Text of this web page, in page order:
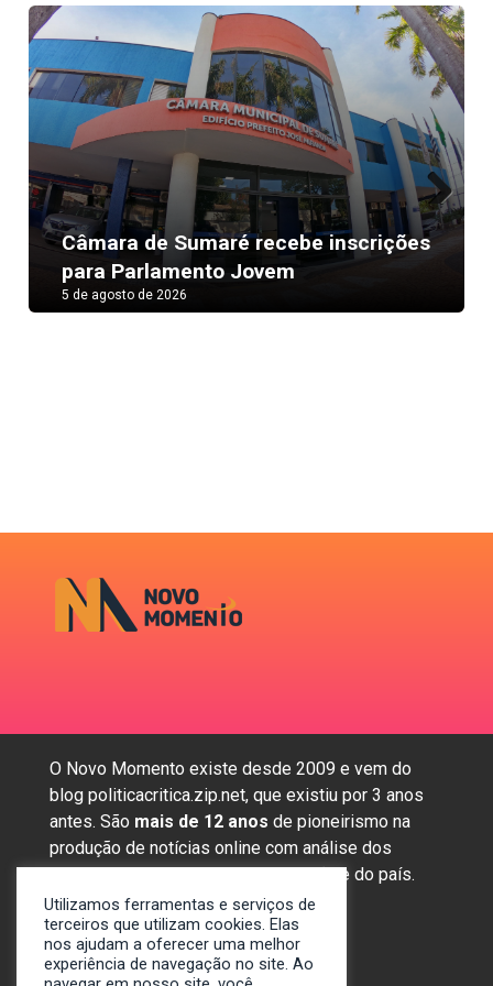
Câmara de Sumaré recebe inscrições
para Parlamento Jovem
5 de agosto de 2026
Next
O Novo Momento existe desde 2009 e vem do
blog politicacritica.zip.net, que existiu por 3 anos
antes. São mais de 12 anos de pioneirismo na
produção de notícias online com análise dos
assuntos mais importantes da região e do país.
Sobre nós
Anunciar
Utilizamos ferramentas e serviços de
terceiros que utilizam cookies. Elas
nos ajudam a oferecer uma melhor
experiência de navegação no site. Ao